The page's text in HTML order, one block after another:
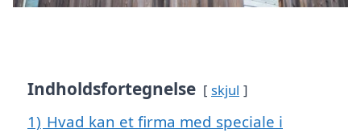
Indholdsfortegnelse skjul
1) Hvad kan et firma med speciale i